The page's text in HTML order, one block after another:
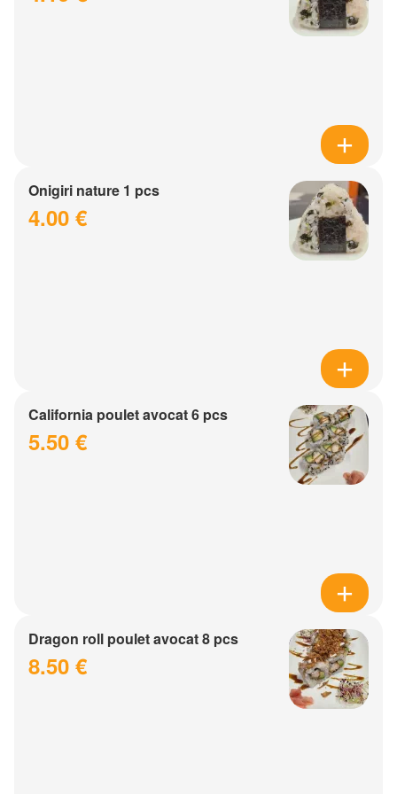
Onigiri nature 1 pcs
4.00 €
California poulet avocat 6 pcs
5.50 €
Dragon roll poulet avocat 8 pcs
8.50 €